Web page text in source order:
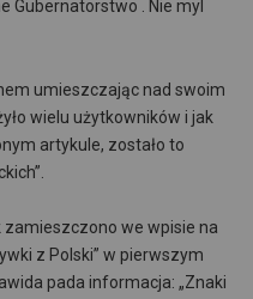
Gubernatorstwo . Nie myl
umieszczając nad swoim
wielu użytkowników i jak
artykule, zostało to
we wpisie na
z Polski” w pierwszym
pada informacja: „Znaki